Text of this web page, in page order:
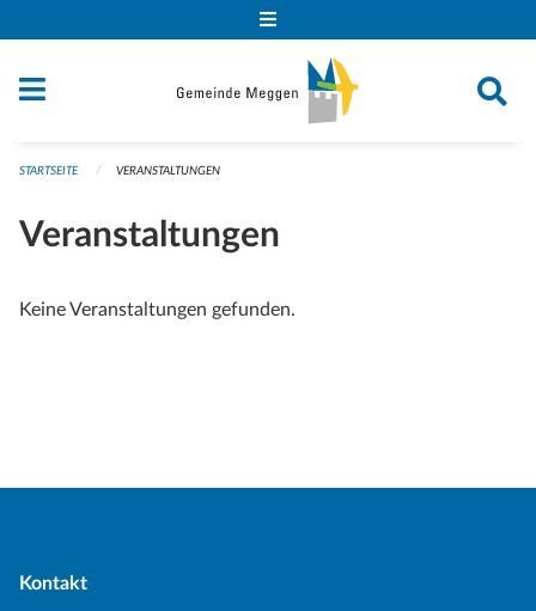
STARTSEITE VERANSTALTUNGEN
Veranstaltungen
Keine Veranstaltungen gefunden.
Kontakt